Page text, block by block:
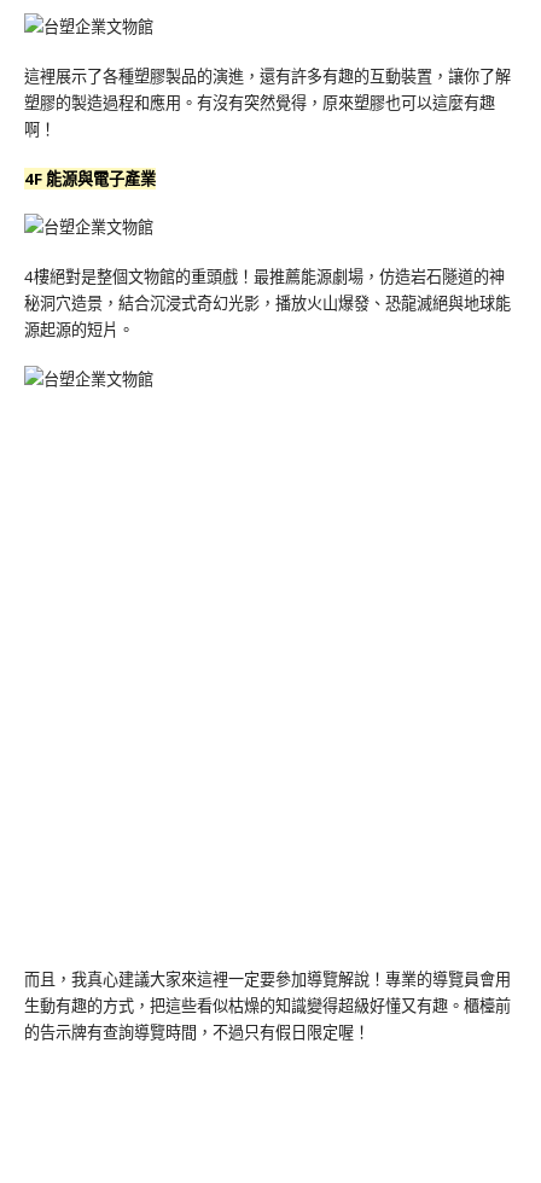
這裡展示了各種塑膠製品的演進，還有許多有趣的互動裝置，讓你了解
塑膠的製造過程和應用。有沒有突然覺得，原來塑膠也可以這麼有趣
啊！
4F 能源與電子產業
4樓絕對是整個文物館的重頭戲！最推薦能源劇場，仿造岩石隧道的神
秘洞穴造景，結合沉浸式奇幻光影，播放火山爆發、恐龍滅絕與地球能
源起源的短片。
而且，我真心建議大家來這裡一定要參加導覽解說！專業的導覽員會用
生動有趣的方式，把這些看似枯燥的知識變得超級好懂又有趣。櫃檯前
的告示牌有查詢導覽時間，不過只有假日限定喔！